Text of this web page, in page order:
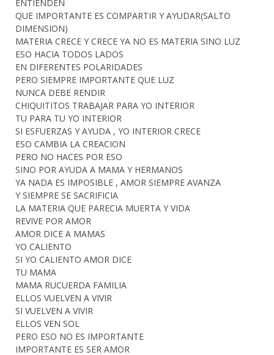
ENTIENDEN
QUE IMPORTANTE ES COMPARTIR Y AYUDAR(SALTO
DIMENSION)
MATERIA CRECE Y CRECE YA NO ES MATERIA SINO LUZ
ESO HACIA TODOS LADOS
EN DIFERENTES POLARIDADES
PERO SIEMPRE IMPORTANTE QUE LUZ
NUNCA DEBE RENDIR
CHIQUITITOS TRABAJAR PARA YO INTERIOR
TU PARA TU YO INTERIOR
SI ESFUERZAS Y AYUDA , YO INTERIOR CRECE
ESO CAMBIA LA CREACION
PERO NO HACES POR ESO
SINO POR AYUDA A MAMA Y HERMANOS
YA NADA ES IMPOSIBLE , AMOR SIEMPRE AVANZA
Y SIEMPRE SE SACRIFICIA
LA MATERIA QUE PARECIA MUERTA Y VIDA
REVIVE POR AMOR
AMOR DICE A MAMAS
YO CALIENTO
SI YO CALIENTO AMOR DICE
TU MAMA
MAMA RUCUERDA FAMILIA
ELLOS VUELVEN A VIVIR
SI VUELVEN A VIVIR
ELLOS VEN SOL
PERO ESO NO ES IMPORTANTE
IMPORTANTE ES SER AMOR